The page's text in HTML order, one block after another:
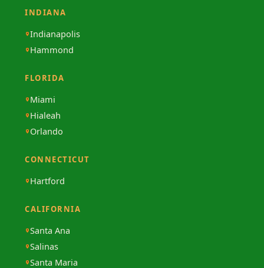
INDIANA
Indianapolis
Hammond
FLORIDA
Miami
Hialeah
Orlando
CONNECTICUT
Hartford
CALIFORNIA
Santa Ana
Salinas
Santa Maria